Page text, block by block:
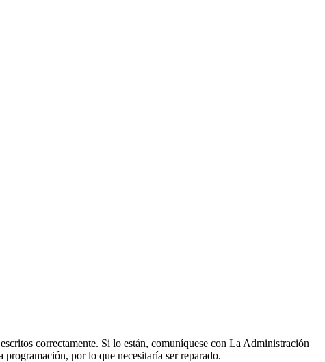
correctamente. Si lo están, comuníquese con La Administración
por lo que necesitaría ser reparado.